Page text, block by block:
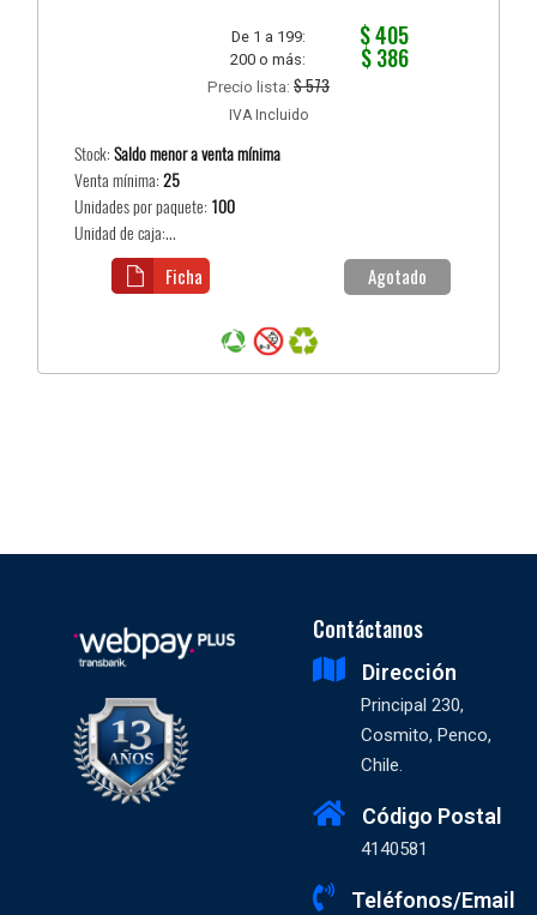
De 1 a 199: $ 405
200 o más: $ 386
Precio lista: $ 573
IVA Incluido
Stock:Saldo menor a venta mínima
Venta mínima:25
Unidades por paquete: 100
Unidad de caja:...
Agotado
Ficha
Contáctanos
Dirección
Principal 230,
Cosmito, Penco,
Chile.
Código Postal
4140581
Teléfonos/Email